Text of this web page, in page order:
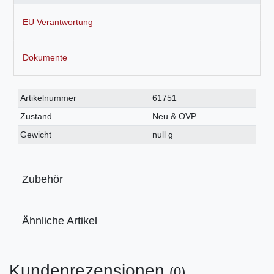
EU Verantwortung
Dokumente
Technisches
Merkmal
Wert
Artikelnummer
61751
Zustand
Neu & OVP
Gewicht
null g
Zubehör
Ähnliche Artikel